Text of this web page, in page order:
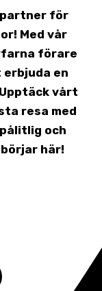
partner för
Med vår
förare
en
vårt
resa med
och
här!